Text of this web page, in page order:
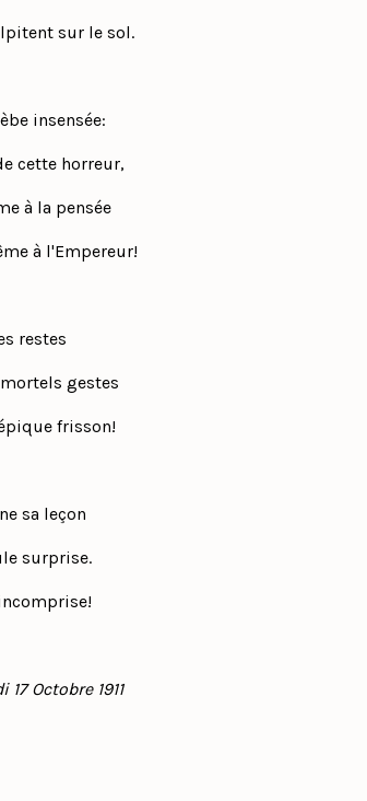
sur le sol.
insensée:
cette horreur,
à la pensée
à l'Empereur!
restes
gestes
frisson!
sa leçon
surprise.
Octobre 1911